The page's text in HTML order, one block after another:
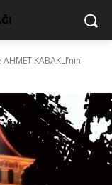
KABAKLI’nın